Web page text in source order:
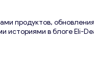
продуктов,
историями в блоге Eli-